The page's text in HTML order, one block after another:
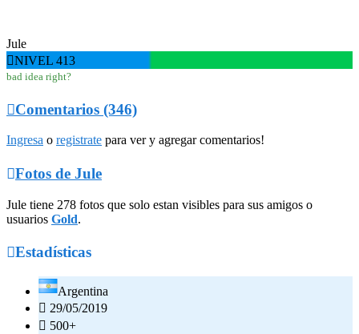
Jule
NIVEL 413
bad idea right?
Comentarios (346)
Ingresa o registrate para ver y agregar comentarios!
Fotos de Jule
Jule tiene 278 fotos que solo estan visibles para sus amigos o
usuarios Gold.
Estadísticas
Argentina
 29/05/2019
 500+